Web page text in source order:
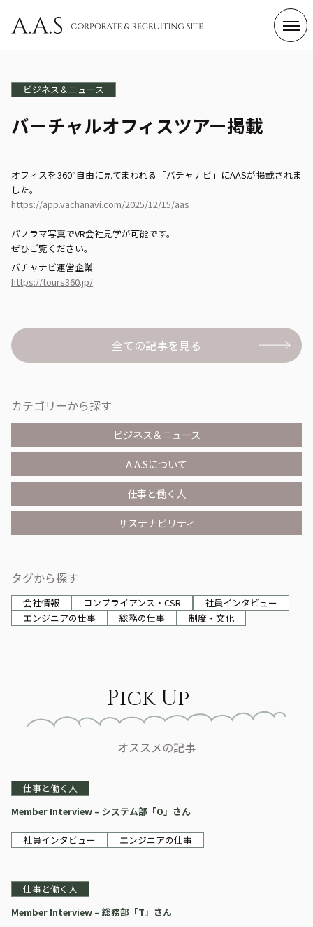
Business & News About A.A.S
Tag List
すべて
社員インタビュー
案件プロジェクトのご相談はこちら
ビジネス＆ニュース
バーチャルオフィスツアー掲載
オフィスを360°自由に見てまわれる「バチャナビ」にAASが掲載されま
した。
https://app.vachanavi.com/2025/12/15/aas
パノラマ写真でVR会社見学が可能です。
ぜひご覧ください。
バチャナビ運営企業
https://tours360.jp/
全ての記事を見る
カテゴリーから探す
ビジネス＆ニュース
A.A.Sについて
仕事と働く人
サステナビリティ
タグから探す
会社情報 コンプライアンス・CSR
社員インタビュー
エンジニアの仕事
総務の仕事 制度・文化
Pick Up
オススメの記事
仕事と働く人
Member Interview – システム部「O」さん
社員インタビュー エンジニアの仕事
仕事と働く人
Member Interview – 総務部「T」さん